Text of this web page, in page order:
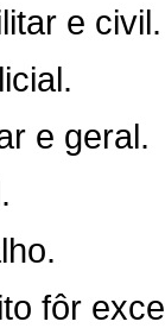
e civil.
e geral.
fôr